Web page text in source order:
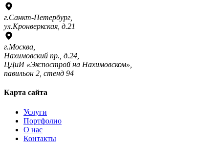
г.Санкт-Петербург,
ул.Кронверкская, д.21
г.Москва,
Нахимовский пр., д.24,
ЦДиИ «Экспострой на Нахимовском»,
павильон 2, стенд 94
Карта сайта
Услуги
Портфолио
О нас
Контакты